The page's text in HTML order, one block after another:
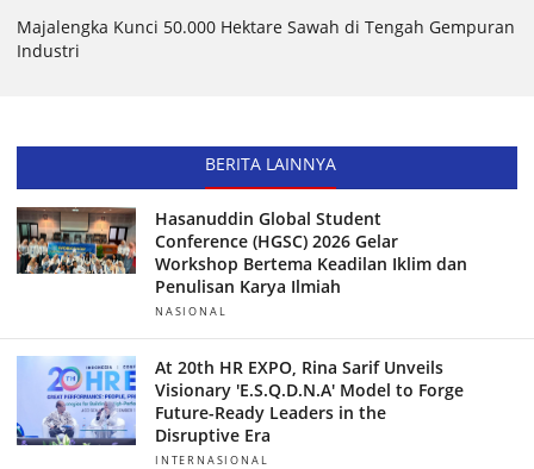
Majalengka Kunci 50.000 Hektare Sawah di Tengah Gempuran
Industri
BERITA LAINNYA
Hasanuddin Global Student
Conference (HGSC) 2026 Gelar
Workshop Bertema Keadilan Iklim dan
Penulisan Karya Ilmiah
NASIONAL
At 20th HR EXPO, Rina Sarif Unveils
Visionary 'E.S.Q.D.N.A' Model to Forge
Future-Ready Leaders in the
Disruptive Era
INTERNASIONAL